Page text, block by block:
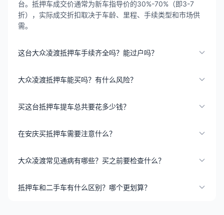
台。抵押车成交价通常为新车指导价的30%-70%（即3-7
折），实际成交折扣取决于车龄、里程、手续类型和市场供
需。
这台大众凌渡抵押车手续齐全吗？能过户吗？
大众凌渡抵押车能买吗？有什么风险？
买这台抵押车提车总共要花多少钱？
在安庆买抵押车需要注意什么？
大众凌渡常见通病有哪些？买之前要检查什么？
抵押车和二手车有什么区别？哪个更划算？